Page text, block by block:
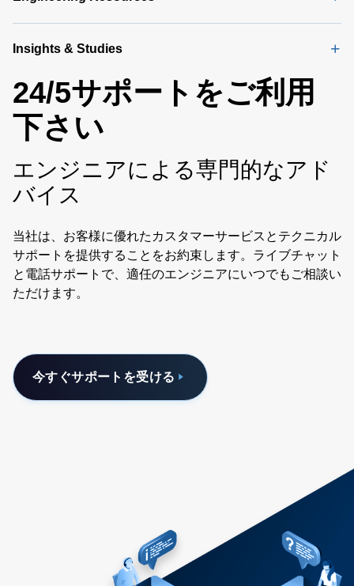
Insights & Studies
24/5サポートをご利用
下さい
エンジニアによる専門的なアド
バイス
当社は、お客様に優れたカスタマーサービスとテクニカル
サポートを提供することをお約束します。ライブチャット
と電話サポートで、適任のエンジニアにいつでもご相談い
ただけます。
今すぐサポートを受ける